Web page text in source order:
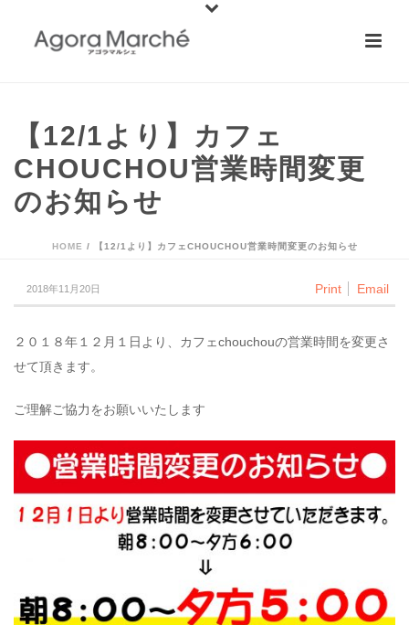
【12/1より】カフェ
CHOUCHOU営業時間変更
のお知らせ
HOME / 【12/1より】カフェCHOUCHOU営業時間変更のお知らせ
Print Email
2018年11月20日
２０１８年１２月１日より、カフェchouchouの営業時間を変更さ
せて頂きます。
ご理解ご協力をお願いいたします